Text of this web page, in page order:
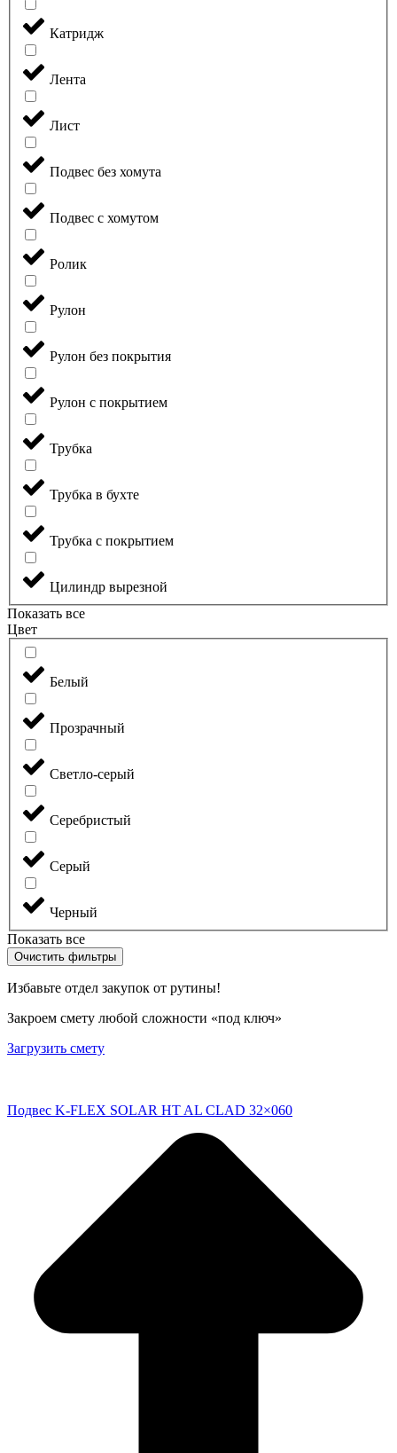
Катридж
Лента
Лист
Подвес без хомута
Подвес с хомутом
Ролик
Рулон
Рулон без покрытия
Рулон с покрытием
Трубка
Трубка в бухте
Трубка с покрытием
Цилиндр вырезной
Показать все
Цвет
Белый
Прозрачный
Светло-серый
Серебристый
Серый
Черный
Показать все
Очистить фильтры
Избавьте отдел закупок от рутины!
Закроем смету любой сложности «под ключ»
Загрузить смету
Подвес K-FLEX SOLAR HT AL CLAD 32×060